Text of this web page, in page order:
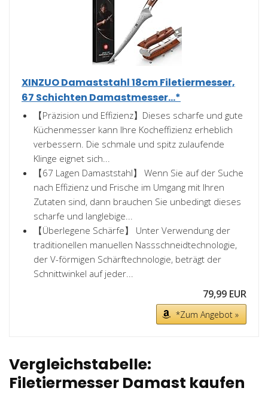
XINZUO Damaststahl 18cm Filetiermesser,
67 Schichten Damastmesser...*
【Präzision und Effizienz】Dieses scharfe und gute
Küchenmesser kann Ihre Kocheffizienz erheblich
verbessern. Die schmale und spitz zulaufende
Klinge eignet sich...
【67 Lagen Damaststahl】 Wenn Sie auf der Suche
nach Effizienz und Frische im Umgang mit Ihren
Zutaten sind, dann brauchen Sie unbedingt dieses
scharfe und langlebige...
【Überlegene Schärfe】 Unter Verwendung der
traditionellen manuellen Nassschneidtechnologie,
der V-förmigen Schärftechnologie, beträgt der
Schnittwinkel auf jeder...
79,99 EUR
*Zum Angebot »
Vergleichstabelle:
Filetiermesser Damast kaufen